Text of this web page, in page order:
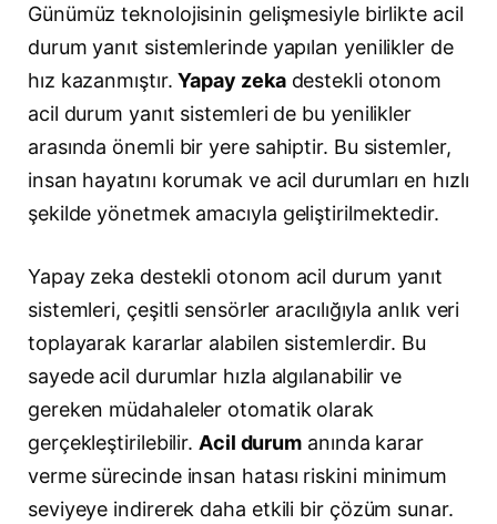
Günümüz teknolojisinin gelişmesiyle birlikte acil
durum yanıt sistemlerinde yapılan yenilikler de
hız kazanmıştır.Yapay zekadestekli otonom
acil durum yanıt sistemleri de bu yenilikler
arasında önemli bir yere sahiptir. Bu sistemler,
insan hayatını korumak ve acil durumları en hızlı
şekilde yönetmek amacıyla geliştirilmektedir.
Yapay zeka destekli otonom acil durum yanıt
sistemleri, çeşitli sensörler aracılığıyla anlık veri
toplayarak kararlar alabilen sistemlerdir. Bu
sayede acil durumlar hızla algılanabilir ve
gereken müdahaleler otomatik olarak
gerçekleştirilebilir.Acil durum anında karar
verme sürecinde insan hatası riskini minimum
seviyeye indirerek daha etkili bir çözüm sunar.